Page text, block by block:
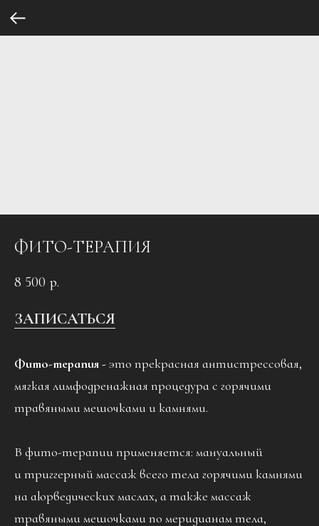
ФИТО-ТЕРАПИЯ
8 500 р.
ЗАПИСАТЬСЯ
Фито-терапия -это прекрасная антистрессовая,
мягкая лимфодренажная процедура с горячими
травяными мешочками и камнями.
В фито-терапии применяется: мануальный
и триггерный массаж всего тела горячими камнями
на аюрведических маслах, а также массаж
травяными мешочками по меридианам тела,